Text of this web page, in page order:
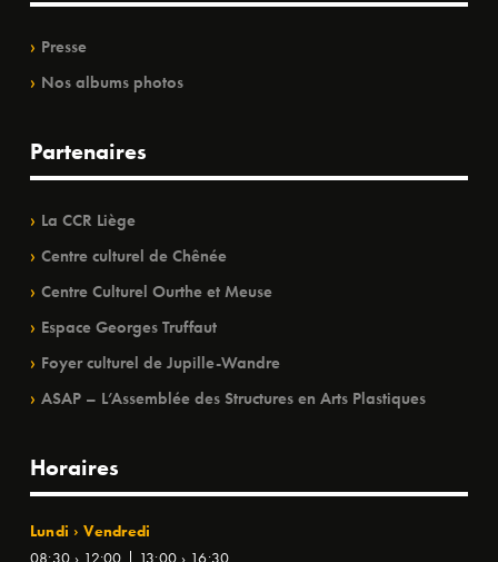
Presse
Nos albums photos
Partenaires
La CCR Liège
Centre culturel de Chênée
Centre Culturel Ourthe et Meuse
Espace Georges Truffaut
Foyer culturel de Jupille-Wandre
ASAP – L’Assemblée des Structures en Arts Plastiques
Horaires
Lundi › Vendredi
08:30 › 12:00 | 13:00 › 16:30